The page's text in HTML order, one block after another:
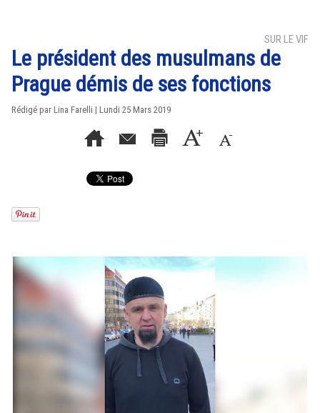
SUR LE VIF
Le président des musulmans de
Prague démis de ses fonctions
Rédigé par Lina Farelli | Lundi 25 Mars 2019